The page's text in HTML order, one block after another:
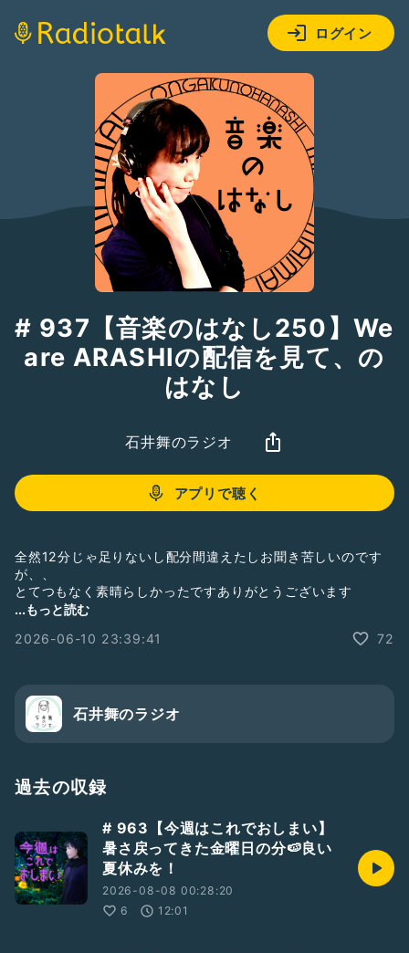
ログイン
# 937【音楽のはなし250】We
are ARASHIの配信を見て、の
はなし
石井舞のラジオ
アプリで聴く
全然12分じゃ足りないし配分間違えたしお聞き苦しいのです
が、、
とてつもなく素晴らしかったですありがとうございます
https://music.apple.com/jp/playlist/2026%E4%BB%8A%E
ご感想ご質問など、今後の参考にさせていただきますので、是
非お送りください。
ギフトおたよりもいつでもお待ちしております✉️
#音楽のはなし#音楽#Applemusic
#嵐#WeAreARASHI #ARASHI
...もっと読む
2026-06-10 23:39:41
72
石井舞のラジオ
過去の収録
# 963【今週はこれでおしまい】
暑さ戻ってきた金曜日の分🍉良い
夏休みを！
2026-08-08 00:28:20
6
12:01